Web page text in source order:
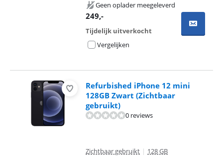
Geen oplader meegeleverd
249,-
Tijdelijk uitverkocht
Vergelijken
Refurbished iPhone 12 mini
128GB Zwart (Zichtbaar
gebruikt)
0 reviews
Zichtbaar gebruikt | 128 GB